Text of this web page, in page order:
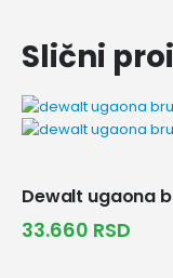
Slični
Dewalt ugaona
33.660 RSD